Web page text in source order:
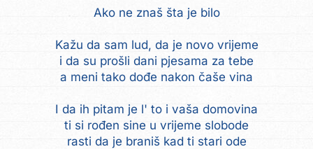
Ako ne znaš šta je bilo
Kažu da sam lud, da je novo vrijeme
i da su prošli dani pjesama za tebe
a meni tako dođe nakon čaše vina
I da ih pitam je l' to i vaša domovina
ti si rođen sine u vrijeme slobode
rasti da je braniš kad ti stari ode